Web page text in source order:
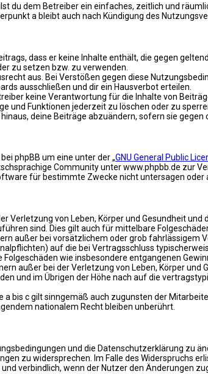
du dem Betreiber ein einfaches, zeitlich und
a bleibt auch nach Kündigung des
dass er keine Inhalte enthält, die gegen
zu setzen bzw. zu verwenden.
aus. Bei Verstößen gegen diese
ausschließen und dir ein Hausverbot erteilen.
keine Verantwortung für die Inhalte von
und Funktionen jederzeit zu löschen oder zu
deine Beiträge abzuändern, sofern sie
phpBB um eine unter der „GNU General Public
Community unter www.phpbb.de zur
für bestimmte Zwecke nicht untersagen oder
Verletzung von Leben, Körper und Gesundheit
sind. Dies gilt auch für mittelbare
außer bei vorsätzlichem oder grob fahrlässigem
auf die bei Vertragsschluss
wie insbesondere entgangenen
außer bei der Verletzung von Leben, Körper
und im Übrigen der Höhe nach auf die
a bis c gilt sinngemäß auch zugunsten der
nationalem Recht bleiben unberührt.
und die Datenschutzerklärung zu
zu widersprechen. Im Falle des Widerspruchs
verbindlich, wenn der Nutzer den Änderungen